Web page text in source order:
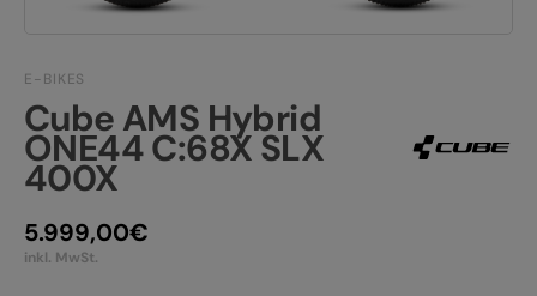
E-BIKE HARDTAIL
E-BIKE TOUR
KONTAKT
PRODUKTRÜCKRUFE
E-BIKES
Cube AMS Hybrid
ONE44 C:68X SLX
400X
5.999,00€
inkl. MwSt.